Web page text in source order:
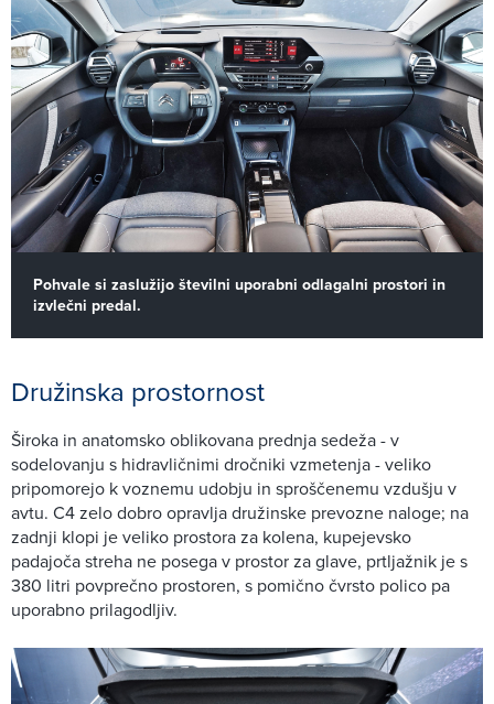
Pohvale si zaslužijo številni uporabni odlagalni prostori in
izvlečni predal.
Družinska prostornost
Široka in anatomsko oblikovana prednja sedeža - v
sodelovanju s hidravličnimi dročniki vzmetenja - veliko
pripomorejo k voznemu udobju in sproščenemu vzdušju v
avtu. C4 zelo dobro opravlja družinske prevozne naloge; na
zadnji klopi je veliko prostora za kolena, kupejevsko
padajoča streha ne posega v prostor za glave, prtljažnik je s
380 litri povprečno prostoren, s pomično čvrsto polico pa
uporabno prilagodljiv.